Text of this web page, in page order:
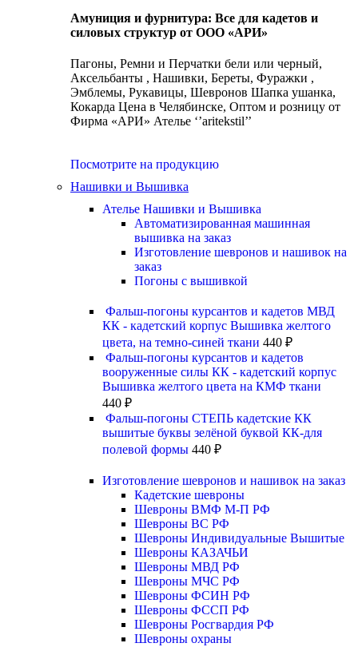
Амуниция и фурнитура: Все для кадетов и
силовых структур от ООО «АРИ»
Пагоны, Ремни и Перчатки бели или черный,
Аксельбанты , Нашивки, Береты, Фуражки ,
Эмблемы, Рукавицы, Шевронов Шапка ушанка,
Кокарда Цена в Челябинске, Оптом и розницу от
Фирма «АРИ» Ателье ‘’aritekstil’’
Посмотрите на продукцию
Нашивки и Вышивка
Ателье Нашивки и Вышивка
Автоматизированная машинная
вышивка на заказ
Изготовление шевронов и нашивок на
заказ
Погоны с вышивкой
Фальш-погоны курсантов и кадетов МВД
КК - кадетский корпус Вышивка желтого
цвета, на темно-синей ткани 440 ₽
Фальш-погоны курсантов и кадетов
вооруженные силы КК - кадетский корпус
Вышивка желтого цвета на КМФ ткани
440 ₽
Фальш-погоны СТЕПЬ кадетские КК
вышитые буквы зелёной буквой КК-для
полевой формы 440 ₽
Изготовление шевронов и нашивок на заказ
Кадетские шевроны
Шевроны ВМФ М-П РФ
Шевроны ВС РФ
Шевроны Индивидуальные Вышитые
Шевроны КАЗАЧЬИ
Шевроны МВД РФ
Шевроны МЧС РФ
Шевроны ФСИН РФ
Шевроны ФССП РФ
Шевроны Росгвардия РФ
Шевроны охраны